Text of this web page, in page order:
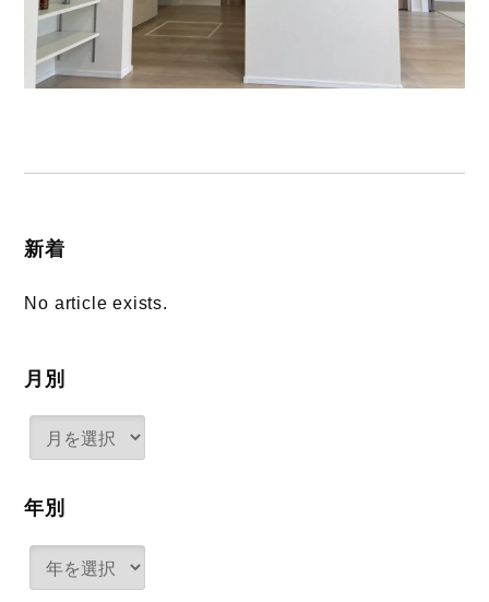
新着
No article exists.
月別
年別